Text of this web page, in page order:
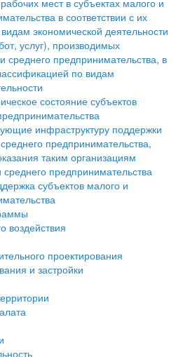
регламентов
субъектов малого и
воздействия
проектирования
и застройки
в соответствии с их
экономической деятельности
услуг), производимых
среднего предпринимательства, в
по видам
состояние субъектов
инфраструктуру поддержки
предпринимательства,
таким организациям
предпринимательства
субъектов малого и
воздействия
проектирования
и застройки